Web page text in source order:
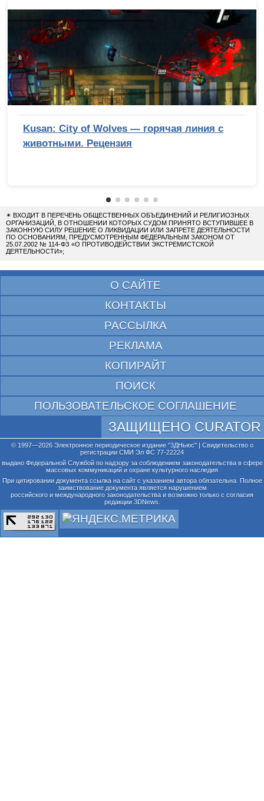
Kusan: City of Wolves — горячая линия с
животными. Рецензия
✴ ВХОДИТ В ПЕРЕЧЕНЬ ОБЩЕСТВЕННЫХ ОБЪЕДИНЕНИЙ И РЕЛИГИОЗНЫХ
ОРГАНИЗАЦИЙ, В ОТНОШЕНИИ КОТОРЫХ СУДОМ ПРИНЯТО ВСТУПИВШЕЕ В
ЗАКОННУЮ СИЛУ РЕШЕНИЕ О ЛИКВИДАЦИИ ИЛИ ЗАПРЕТЕ ДЕЯТЕЛЬНОСТИ
ПО ОСНОВАНИЯМ, ПРЕДУСМОТРЕННЫМ ФЕДЕРАЛЬНЫМ ЗАКОНОМ ОТ
25.07.2002 № 114-ФЗ «О ПРОТИВОДЕЙСТВИИ ЭКСТРЕМИСТСКОЙ
ДЕЯТЕЛЬНОСТИ»;
О САЙТЕ
КОНТАКТЫ
РАССЫЛКА
РЕКЛАМА
КОПИРАЙТ
ПОИСК
ПОЛЬЗОВАТЕЛЬСКОЕ СОГЛАШЕНИЕ
ЗАЩИЩЕНО CURATOR
© 1997—2026 Электронное периодическое издание "3ДНьюс" | Свидетельство о
регистрации СМИ Эл ФС 77-22224
выдано Федеральной Службой по надзору за соблюдением законодательства в сфере
массовых коммуникаций и охране культурного наследия
При цитировании документа ссылка на сайт с указанием автора обязательна. Полное
заимствование документа является нарушением
российского и международного законодательства и возможно только с согласия
редакции 3DNews.